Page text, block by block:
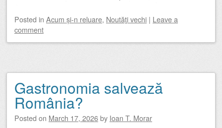
Posted in Acum și-n reluare, Noutăţi vechi | Leave a
comment
Gastronomia salvează
România?
Posted on March 17, 2026by Ioan T. Morar